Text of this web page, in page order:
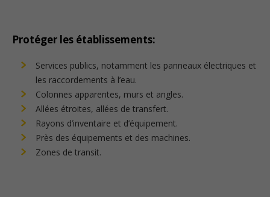
Protéger les établissements:
Services publics, notamment les panneaux électriques et
les raccordements à l’eau.
Colonnes apparentes, murs et angles.
Allées étroites, allées de transfert.
Rayons d’inventaire et d’équipement.
Près des équipements et des machines.
Zones de transit.